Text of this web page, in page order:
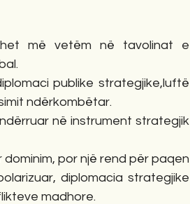
më vetëm në tavolinat e
publike strategjike,luftë
ndërkombëtar.
në instrument strategjik
por një rend për paqen
diplomacia strategjike
madhore.